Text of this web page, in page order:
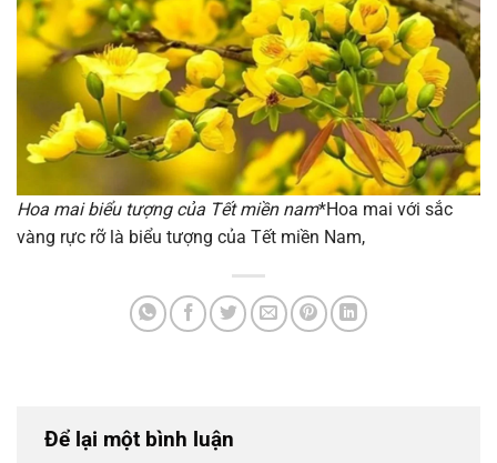
Hoa mai biểu tượng của Tết miền nam*Hoa mai với sắc
vàng rực rỡ là biểu tượng của Tết miền Nam,
Để lại một bình luận